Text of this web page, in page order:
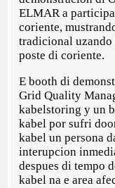
ELMAR a
coriente,
tradicional uzando
poste di coriente.
E booth di
Grid Quality
kabelstoring y un
kabel por sufri
kabel un persona
interupcion
despues di tempo
kabel na e area